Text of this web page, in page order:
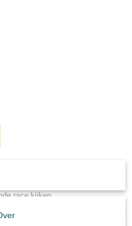
race kijken.